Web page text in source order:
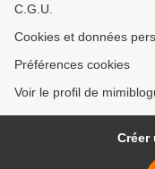
C.G.U.
Cookies et données
Préférences cookies
Voir le profil de
Créer